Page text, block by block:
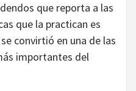
que reporta a las
que la practican es
convirtió en una de las
importantes del